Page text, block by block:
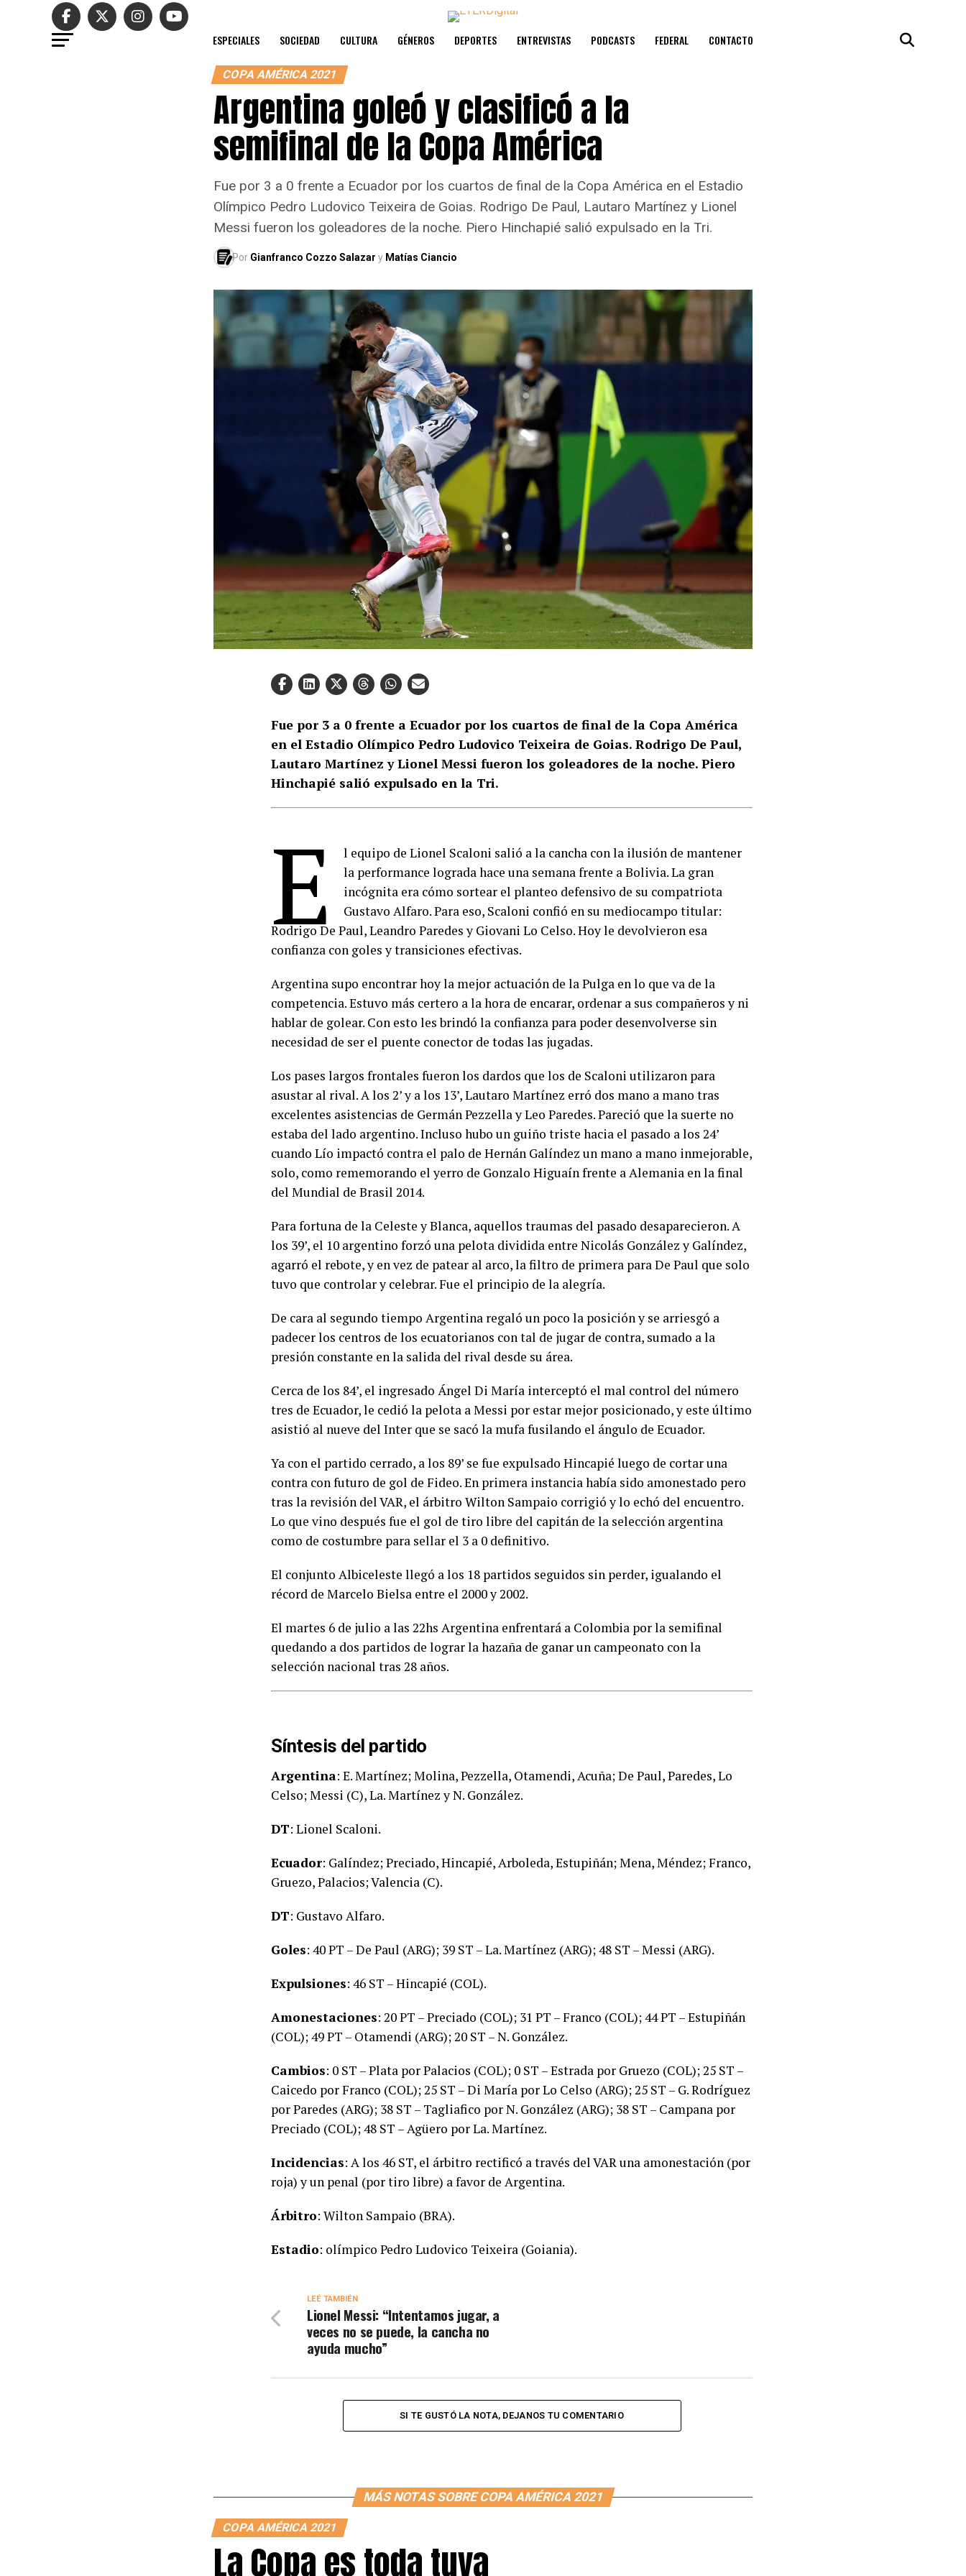
ESPECIALES SOCIEDAD CULTURA GÉNEROS DEPORTES ENTREVISTAS PODCASTS FEDERAL CONTACTO
COPA AMÉRICA 2021
Argentina goleó y clasificó a la
semifinal de la Copa América
Fue por 3 a 0 frente a Ecuador por los cuartos de final de la Copa América en el Estadio
Olímpico Pedro Ludovico Teixeira de Goias. Rodrigo De Paul, Lautaro Martínez y Lionel
Messi fueron los goleadores de la noche. Piero Hinchapié salió expulsado en la Tri.
Por Gianfranco Cozzo Salazar y Matías Ciancio
Fue por 3 a 0 frente a Ecuador por los cuartos de final de la Copa América
en el Estadio Olímpico Pedro Ludovico Teixeira de Goias. Rodrigo De Paul,
Lautaro Martínez y Lionel Messi fueron los goleadores de la noche. Piero
Hinchapié salió expulsado en la Tri.
E
l equipo de Lionel Scaloni salió a la cancha con la ilusión de mantener
la performance lograda hace una semana frente a Bolivia. La gran
incógnita era cómo sortear el planteo defensivo de su compatriota
Gustavo Alfaro. Para eso, Scaloni confió en su mediocampo titular:
Rodrigo De Paul, Leandro Paredes y Giovani Lo Celso. Hoy le devolvieron esa
confianza con goles y transiciones efectivas.
Argentina supo encontrar hoy la mejor actuación de la Pulga en lo que va de la
competencia. Estuvo más certero a la hora de encarar, ordenar a sus compañeros y ni
hablar de golear. Con esto les brindó la confianza para poder desenvolverse sin
necesidad de ser el puente conector de todas las jugadas.
Los pases largos frontales fueron los dardos que los de Scaloni utilizaron para
asustar al rival. A los 2’ y a los 13’, Lautaro Martínez erró dos mano a mano tras
excelentes asistencias de Germán Pezzella y Leo Paredes. Pareció que la suerte no
estaba del lado argentino. Incluso hubo un guiño triste hacia el pasado a los 24’
cuando Lío impactó contra el palo de Hernán Galíndez un mano a mano inmejorable,
solo, como rememorando el yerro de Gonzalo Higuaín frente a Alemania en la final
del Mundial de Brasil 2014.
Para fortuna de la Celeste y Blanca, aquellos traumas del pasado desaparecieron. A
los 39’, el 10 argentino forzó una pelota dividida entre Nicolás González y Galíndez,
agarró el rebote, y en vez de patear al arco, la filtro de primera para De Paul que solo
tuvo que controlar y celebrar. Fue el principio de la alegría.
De cara al segundo tiempo Argentina regaló un poco la posición y se arriesgó a
padecer los centros de los ecuatorianos con tal de jugar de contra, sumado a la
presión constante en la salida del rival desde su área.
Cerca de los 84’, el ingresado Ángel Di María interceptó el mal control del número
tres de Ecuador, le cedió la pelota a Messi por estar mejor posicionado, y este último
asistió al nueve del Inter que se sacó la mufa fusilando el ángulo de Ecuador.
Ya con el partido cerrado, a los 89’ se fue expulsado Hincapié luego de cortar una
contra con futuro de gol de Fideo. En primera instancia había sido amonestado pero
tras la revisión del VAR, el árbitro Wilton Sampaio corrigió y lo echó del encuentro.
Lo que vino después fue el gol de tiro libre del capitán de la selección argentina
como de costumbre para sellar el 3 a 0 definitivo.
El conjunto Albiceleste llegó a los 18 partidos seguidos sin perder, igualando el
récord de Marcelo Bielsa entre el 2000 y 2002.
El martes 6 de julio a las 22hs Argentina enfrentará a Colombia por la semifinal
quedando a dos partidos de lograr la hazaña de ganar un campeonato con la
selección nacional tras 28 años.
Síntesis del partido
Argentina: E. Martínez; Molina, Pezzella, Otamendi, Acuña; De Paul, Paredes, Lo
Celso; Messi (C), La. Martínez y N. González.
DT: Lionel Scaloni.
Ecuador: Galíndez; Preciado, Hincapié, Arboleda, Estupiñán; Mena, Méndez; Franco,
Gruezo, Palacios; Valencia (C).
DT: Gustavo Alfaro.
Goles: 40 PT – De Paul (ARG); 39 ST – La. Martínez (ARG); 48 ST – Messi (ARG).
Expulsiones: 46 ST – Hincapié (COL).
Amonestaciones: 20 PT – Preciado (COL); 31 PT – Franco (COL); 44 PT – Estupiñán
(COL); 49 PT – Otamendi (ARG); 20 ST – N. González.
Cambios: 0 ST – Plata por Palacios (COL); 0 ST – Estrada por Gruezo (COL); 25 ST –
Caicedo por Franco (COL); 25 ST – Di María por Lo Celso (ARG); 25 ST – G. Rodríguez
por Paredes (ARG); 38 ST – Tagliafico por N. González (ARG); 38 ST – Campana por
Preciado (COL); 48 ST – Agüero por La. Martínez.
Incidencias: A los 46 ST, el árbitro rectificó a través del VAR una amonestación (por
roja) y un penal (por tiro libre) a favor de Argentina.
Árbitro: Wilton Sampaio (BRA).
Estadio: olímpico Pedro Ludovico Teixeira (Goiania).
LEÉ TAMBIÉN
Lionel Messi: “Intentamos jugar, a
veces no se puede, la cancha no
ayuda mucho”
SI TE GUSTÓ LA NOTA, DEJANOS TU COMENTARIO
MÁS NOTAS SOBRE COPA AMÉRICA 2021
COPA AMÉRICA 2021
La Copa es toda tuya